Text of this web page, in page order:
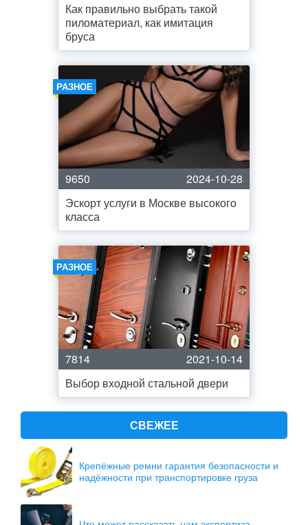
Как правильно выбрать такой
пиломатериал, как имитация
бруса
РАЗНОЕ
9650
2024-10-28
Эскорт услуги в Москве высокого
класса
РАЗНОЕ
7814
2021-10-14
Выбор входной стальной двери
СВЕЖЕЕ
Крепёжные ремни гарантия безопасности и
надёжности при транспортировке груза